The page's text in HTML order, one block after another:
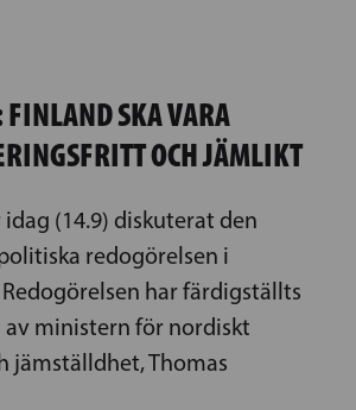
SKA VARA
OCH JÄMLIKT
idag (14.9) diskuterat den
redogörelsen i
har färdigställts
ministern för nordiskt
jämställdhet, Thomas